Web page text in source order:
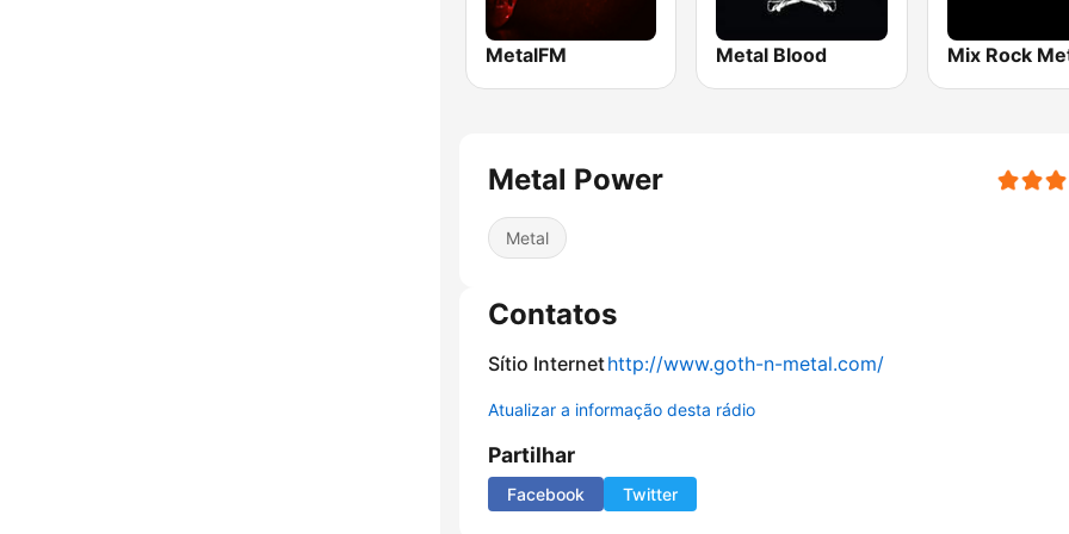
MetalFM Metal Blood
Metal Power
Metal
Contatos
Sítio Internethttp://www.goth-n-metal.com/
Atualizar a informação desta rádio
Partilhar
Facebook Twitter